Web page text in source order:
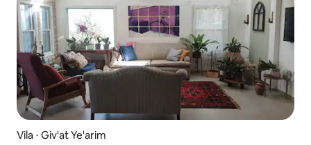
Vila ⋅ Giv'at Ye'arim